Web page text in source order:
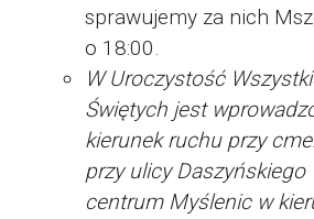
sprawujemy za nich
o 18:00.
W Uroczystość
Świętych jest
kierunek ruchu przy
przy ulicy Daszyńskiego
centrum Myślenic w